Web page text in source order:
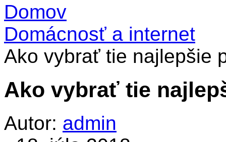
Domov
Domácnosť a internet
Ako vybrať tie najlepšie
Ako vybrať tie
Autor: admin